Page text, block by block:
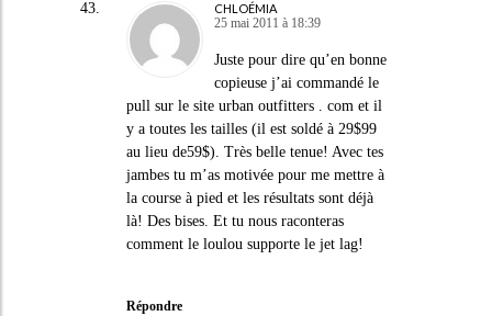
CHLOÉMIA
25 mai 2011 à 18:39
Juste pour dire qu’en bonne
copieuse j’ai commandé le
pull sur le site urban outfitters . com et il
y a toutes les tailles (il est soldé à 29$99
au lieu de59$). Très belle tenue! Avec tes
jambes tu m’as motivée pour me mettre à
la course à pied et les résultats sont déjà
là! Des bises. Et tu nous raconteras
comment le loulou supporte le jet lag!
Répondre